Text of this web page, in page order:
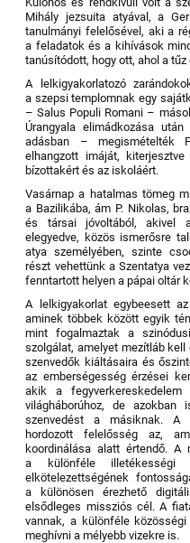
Mihály jezsuita atyával, a
tanulmányi felelősével, aki a
a feladatok és a kihívások
tanúsítódott, hogy ott, ahol a
A lelkigyakorlatozó
a szepsi templomnak egy
– Salus Populi Romani –
Úrangyala elimádkozása
adásban – megismételték
elhangzott imáját,
bízottakért és az iskoláért.
Vasárnap a hatalmas tömeg
a Bazilikába, ám P. Nikolas,
és társai jóvoltából, akivel
elegyedve, közös ismerősre
atya személyében, szinte
részt vehettünk a Szentatya
fenntartott helyen a pápai oltár
A lelkigyakorlat egybeesett
aminek többek között egyik
mint fogalmaztak a
szolgálat, amelyet mezítláb
szenvedők kiáltásaira és
az emberségesség érzései
akik a
világháborúhoz, de azokban
szenvedést a másiknak. A
hordozott felelősség az,
koordinálása alatt értendő.
a különféle illetékességi
elkötelezettségének
a különösen érezhető
elsődleges missziós cél. A
vannak, a különféle
meghívni a mélyebb vizekre is.